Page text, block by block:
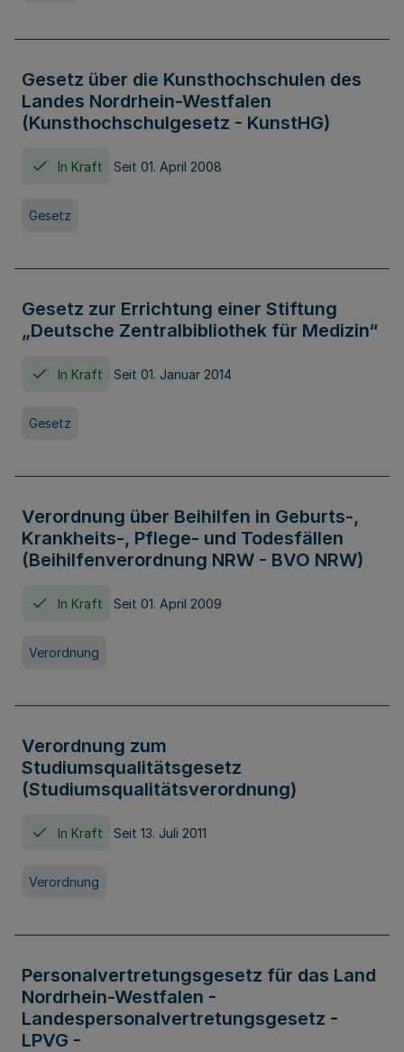
Gesetz über die Kunsthochschulen des
Landes Nordrhein-Westfalen
(Kunsthochschulgesetz - KunstHG)
In Kraft Seit 01. April 2008
Gesetz
Gesetz zur Errichtung einer Stiftung
„Deutsche Zentralbibliothek für Medizin“
In Kraft Seit 01. Januar 2014
Gesetz
Verordnung über Beihilfen in Geburts-,
Krankheits-, Pflege- und Todesfällen
(Beihilfenverordnung NRW - BVO NRW)
In Kraft Seit 01. April 2009
Verordnung
Verordnung zum
Studiumsqualitätsgesetz
(Studiumsqualitätsverordnung)
In Kraft Seit 13. Juli 2011
Verordnung
Personalvertretungsgesetz für das Land
Nordrhein-Westfalen -
Landespersonalvertretungsgesetz -
LPVG -